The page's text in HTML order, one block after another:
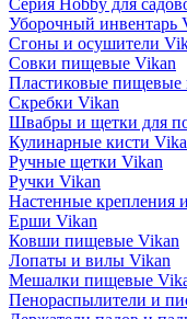
Серия Hobby для
Уборочный инвентарь
Сгоны и осушители
Совки пищевые Vikan
Пластиковые пищевые
Скребки Vikan
Швабры и щетки для
Кулинарные кисти
Ручные щетки Vikan
Ручки Vikan
Настенные крепления
Ерши Vikan
Ковши пищевые Vikan
Лопаты и вилы Vikan
Мешалки пищевые
Пенораспылители и